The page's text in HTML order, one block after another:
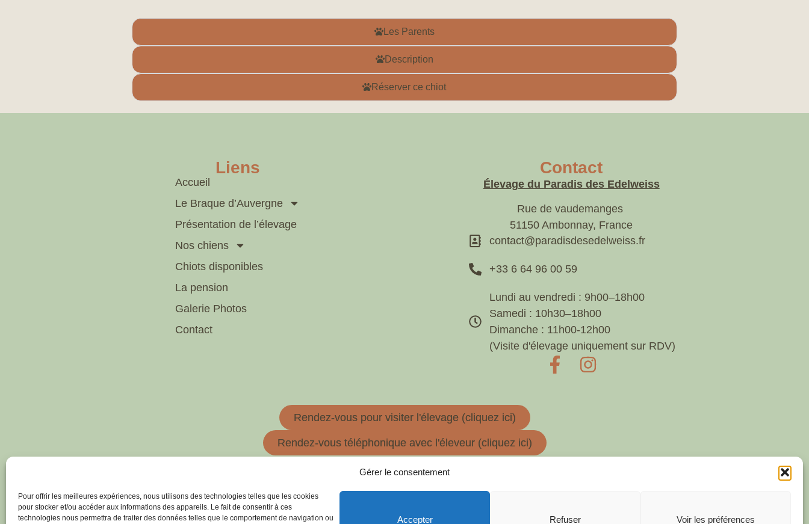
Gérer le consentement
Pour offrir les meilleures expériences, nous utilisons des technologies telles que les cookies
pour stocker et/ou accéder aux informations des appareils. Le fait de consentir à ces
technologies nous permettra de traiter des données telles que le comportement de navigation ou
Accepter Refuser Voir les préférences
Les Parents
Description
Réserver ce chiot
Liens
Accueil
Le Braque d’Auvergne
Présentation de l’élevage
Nos chiens
Chiots disponibles
La pension
Galerie Photos
Contact
Contact
Élevage du Paradis des Edelweiss
Rue de vaudemanges
51150 Ambonnay, France
contact@paradisdesedelweiss.fr
+33 6 64 96 00 59
Lundi au vendredi : 9h00–18h00
Samedi : 10h30–18h00
Dimanche : 11h00-12h00
(Visite d'élevage uniquement sur RDV)
Rendez-vous pour visiter l'élevage (cliquez ici)
Rendez-vous téléphonique avec l'éleveur (cliquez ici)